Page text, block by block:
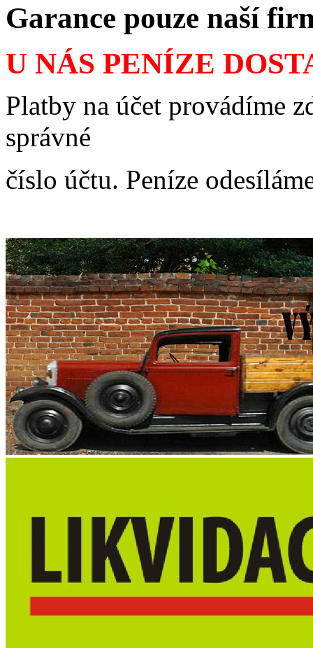
Garance pouze naší
U NÁS PENÍZE
Platby na účet provádíme
správné
číslo účtu. Peníze